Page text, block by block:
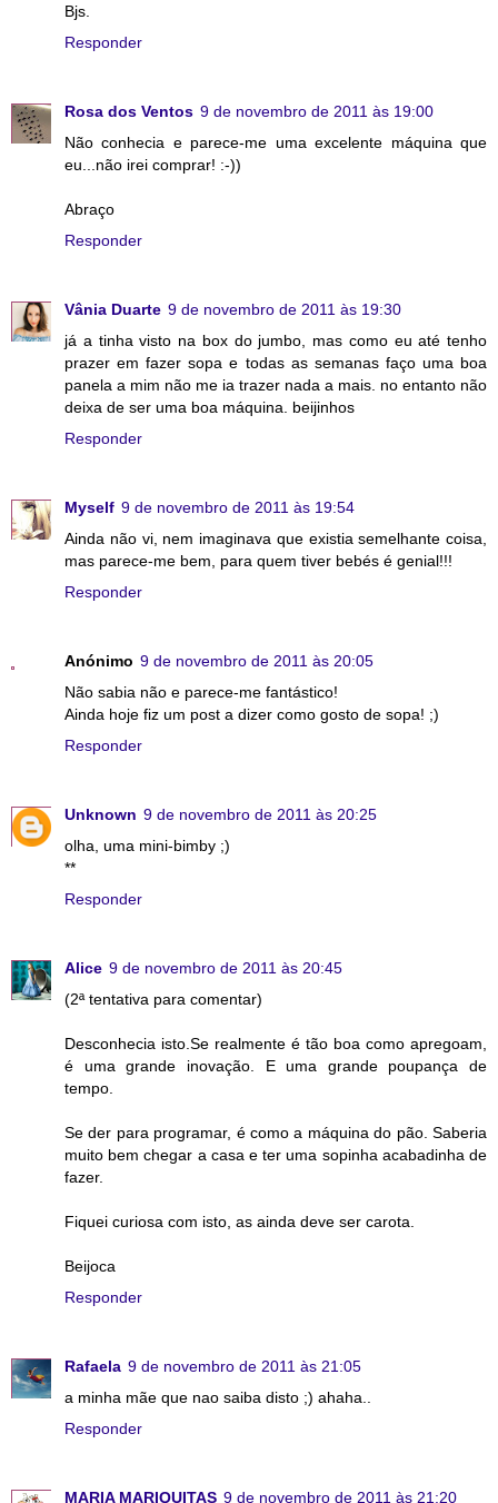
Bjs.
Responder
Rosa dos Ventos 9 de novembro de 2011 às 19:00
Não conhecia e parece-me uma excelente máquina que
eu...não irei comprar! :-))
Abraço
Responder
Vânia Duarte 9 de novembro de 2011 às 19:30
já a tinha visto na box do jumbo, mas como eu até tenho
prazer em fazer sopa e todas as semanas faço uma boa
panela a mim não me ia trazer nada a mais. no entanto não
deixa de ser uma boa máquina. beijinhos
Responder
Myself 9 de novembro de 2011 às 19:54
Ainda não vi, nem imaginava que existia semelhante coisa,
mas parece-me bem, para quem tiver bebés é genial!!!
Responder
Anónimo 9 de novembro de 2011 às 20:05
Não sabia não e parece-me fantástico!
Ainda hoje fiz um post a dizer como gosto de sopa! ;)
Responder
Unknown 9 de novembro de 2011 às 20:25
olha, uma mini-bimby ;)
**
Responder
Alice 9 de novembro de 2011 às 20:45
(2ª tentativa para comentar)
Desconhecia isto.Se realmente é tão boa como apregoam,
é uma grande inovação. E uma grande poupança de
tempo.
Se der para programar, é como a máquina do pão. Saberia
muito bem chegar a casa e ter uma sopinha acabadinha de
fazer.
Fiquei curiosa com isto, as ainda deve ser carota.
Beijoca
Responder
Rafaela 9 de novembro de 2011 às 21:05
a minha mãe que nao saiba disto ;) ahaha..
Responder
MARIA MARIQUITAS 9 de novembro de 2011 às 21:20